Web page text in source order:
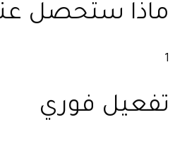
ماذا ستحصل
1
تفعيل فوري